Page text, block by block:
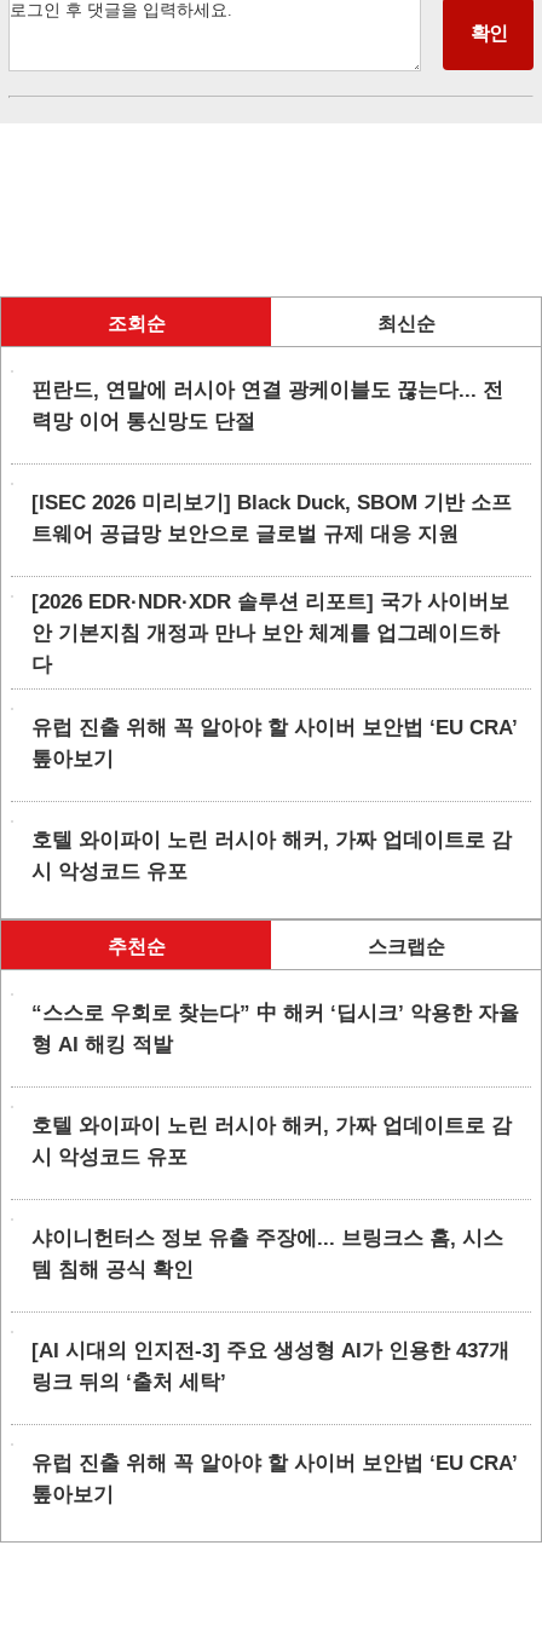
조회순 최신순
핀란드, 연말에 러시아 연결 광케이블도 끊는다... 전
력망 이어 통신망도 단절
[ISEC 2026 미리보기] Black Duck, SBOM 기반 소프
트웨어 공급망 보안으로 글로벌 규제 대응 지원
[2026 EDR·NDR·XDR 솔루션 리포트] 국가 사이버보
안 기본지침 개정과 만나 보안 체계를 업그레이드하
다
유럽 진출 위해 꼭 알아야 할 사이버 보안법 ‘EU CRA’
톺아보기
호텔 와이파이 노린 러시아 해커, 가짜 업데이트로 감
시 악성코드 유포
추천순 스크랩순
“스스로 우회로 찾는다” 中 해커 ‘딥시크’ 악용한 자율
형 AI 해킹 적발
호텔 와이파이 노린 러시아 해커, 가짜 업데이트로 감
시 악성코드 유포
샤이니헌터스 정보 유출 주장에... 브링크스 홈, 시스
템 침해 공식 확인
[AI 시대의 인지전-3] 주요 생성형 AI가 인용한 437개
링크 뒤의 ‘출처 세탁’
유럽 진출 위해 꼭 알아야 할 사이버 보안법 ‘EU CRA’
톺아보기